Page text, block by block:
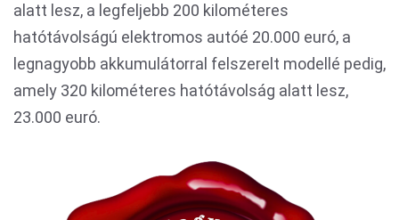
alatt lesz, a legfeljebb 200 kilométeres
hatótávolságú elektromos autóé 20.000 euró, a
legnagyobb akkumulátorral felszerelt modellé pedig,
amely 320 kilométeres hatótávolság alatt lesz,
23.000 euró.